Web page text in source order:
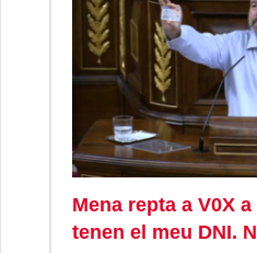
Mena repta a V0X
tenen el meu DNI.